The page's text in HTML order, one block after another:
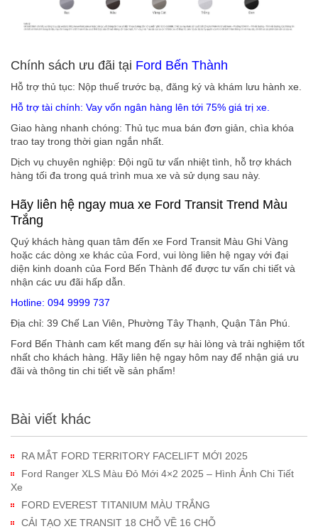
Chính sách ưu đãi tại Ford Bến Thành
Hỗ trợ thủ tục: Nộp thuế trước bạ, đăng ký và khám lưu hành xe.
Hỗ trợ tài chính: Vay vốn ngân hàng lên tới 75% giá trị xe.
Giao hàng nhanh chóng: Thủ tục mua bán đơn giản, chìa khóa
trao tay trong thời gian ngắn nhất.
Dịch vụ chuyên nghiệp: Đội ngũ tư vấn nhiệt tình, hỗ trợ khách
hàng tối đa trong quá trình mua xe và sử dụng sau này.
Hãy liên hệ ngay mua xe Ford Transit Trend Màu
Trắng
Quý khách hàng quan tâm đến xe Ford Transit Màu Ghi Vàng
hoặc các dòng xe khác của Ford, vui lòng liên hệ ngay với đại
diện kinh doanh của Ford Bến Thành để được tư vấn chi tiết và
nhận các ưu đãi hấp dẫn.
Hotline: 094 9999 737
Địa chỉ: 39 Chế Lan Viên, Phường Tây Thạnh, Quận Tân Phú.
Ford Bến Thành cam kết mang đến sự hài lòng và trải nghiệm tốt
nhất cho khách hàng. Hãy liên hệ ngay hôm nay để nhận giá ưu
đãi và thông tin chi tiết về sản phẩm!
Bài viết khác
RA MẮT FORD TERRITORY FACELIFT MỚI 2025
Ford Ranger XLS Màu Đỏ Mới 4×2 2025 – Hình Ảnh Chi Tiết
Xe
FORD EVEREST TITANIUM MÀU TRẮNG
CẢI TẠO XE TRANSIT 18 CHỖ VỀ 16 CHỖ